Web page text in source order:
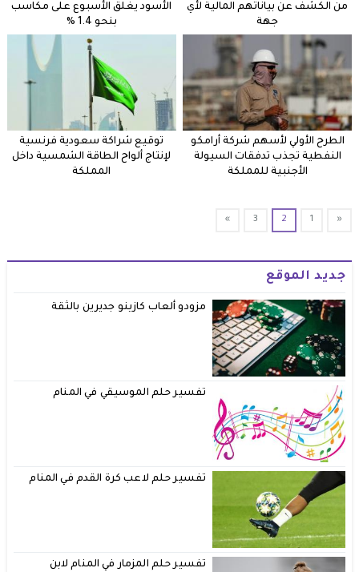
من الكشف عن بياناتهم المالية لأي
جهة
الأسود يغلق الأسبوع على مكاسب
بنحو 1.4 %
الطرح الأولي لأسهم شركة أرامكو
النفطية تجذب تدفقات السيولة
الأجنبية للمملكة
توقيع شراكة سعودية فرنسية
لإنتاج ألواح الطاقة الشمسية داخل
المملكة
«
1
2
3
»
جديد الموقع
مزودو ألعاب كازينو جديرين بالثقة
تفسير حلم الموسيقي في المنام
تفسير حلم لاعب كرة القدم في المنام
تفسير حلم المزمار في المنام لابن